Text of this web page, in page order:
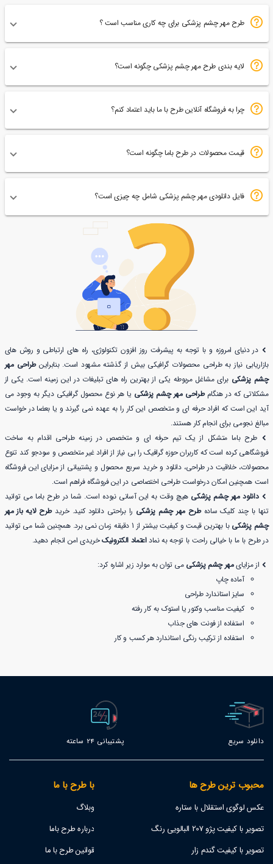
طرح مهر چشم پزشکی برای چه کاری مناسب است ؟
لایه بندی طرح مهر چشم پزشکی چگونه است؟
چرا به فروشگاه آنلاین طرح با ما باید اعتماد کنم؟
قیمت محصولات در طرح باما چگونه است؟
فایل دانلودی مهر چشم پزشکی شامل چه چیزی است؟
در دنیای امروزه و با توجه به پیشرفت روز افزون تکنولوژی، راه های ارتباطی و روش های
بازاریابی نیاز به طراحی محصولات گرافیکی بیش از گذشته مشهود است. بنابراینطراحی مهر
چشم پزشکی برای مشاغل مربوطه یکی از بهترین راه های تبلیغات در این زمینه است. یکی از
مشکلاتی که در هنگامطراحی مهر چشم پزشکی یا هر نوع محصول گرافیکی دیگر به وجود می
آید این است که افراد حرفه ای و متخصص این کار را به عهده نمی گیرند و یا بعضا در خواست
مبالغ نجومی برای انجام کار هستند.
طرح باما متشکل از یک تیم حرفه ای و متخصص در زمینه طراحی اقدام به ساخت
فروشگاهی کرده است که کاربران حوزه گرافیک را بی نیاز از افراد غیر متخصص و سودجو کند تنوع
محصولات، خلاقیت در طراحی، دانلود و خرید سریع محصول و پشتیبانی از مزایای این فروشگاه
است همچنین امکان درخواست طراحی اختصاصی در این فروشگاه فراهم است.
دانلود مهر چشم پزشکیهیچ وقت به این آسانی نبوده است. شما در طرح باما می توانید
تنها با چند کلیک سادهطرح مهر چشم پزشکی را براحتی دانلود کنید. خریدطرح لایه باز مهر
چشم پزشکی
با بهترین قیمت و کیفیت بیشتر از 1 دقیقه زمان نمی برد. همچنین شما می توانید
در طرح با ما با خیالی راحت با توجه به نماداعتماد الکترونیکخریدی امن انجام دهید.
از مزایایمهر چشم پزشکی می توان به موارد زیر اشاره کرد:
آماده چاپ
سایز استاندارد طراحی
کیفیت مناسب وکتور یا استوک به کار رفته
استفاده از فونت های جذاب
استفاده از ترکیب رنگی استاندارد هر کسب و کار
دانلود سریع پشتیبانی 24 ساعته
محبوب ترین طرح ها
عکس لوگوی استقلال با ستاره
تصویر با کیفیت پژو 207 البالویی رنگ
تصویر با کیفیت گندم زار
با طرح با ما
وبلاگ
درباره طرح باما
قوانین طرح با ما